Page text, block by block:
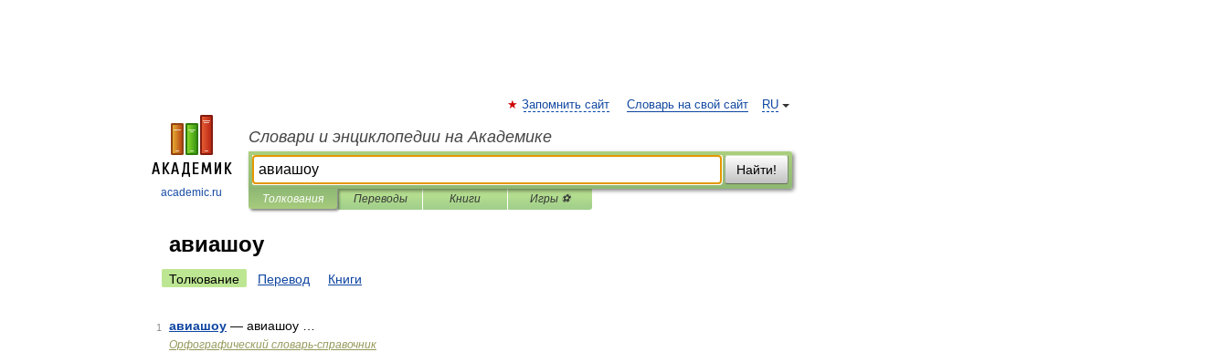
academic.ru
RU
Запомнить сайт Словарь на свой сайт
Словари и энциклопедии на Академике
Найти!
Толкования Переводы Книги Игры ⚽
авиашоу
Толкование Перевод Книги
1 авиашоу — авиашоу …
Орфографический словарь-справочник